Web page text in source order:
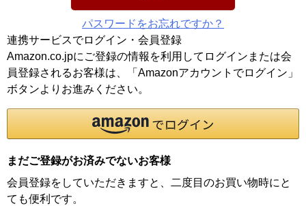
パスワードをお忘れですか？
連携サービスでログイン・会員登録
Amazon.co.jpにご登録の情報を利用してログインまたは会
員登録されるお客様は、「Amazonアカウントでログイン」
ボタンよりお進みください。
まだご登録がお済みでないお客様
会員登録をしていただきますと、二度目のお買い物時にと
ても便利です。